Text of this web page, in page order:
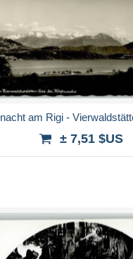
am Rigi -
± 7,51 $US